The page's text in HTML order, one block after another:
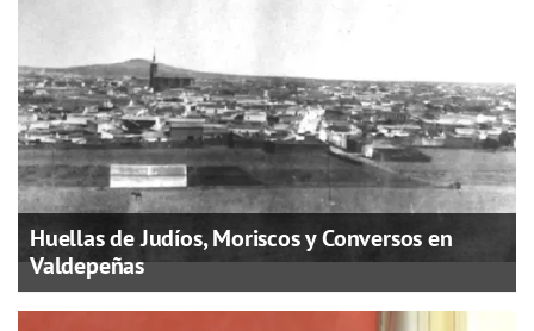
Huellas de Judíos, Moriscos y Conversos en
Valdepeñas